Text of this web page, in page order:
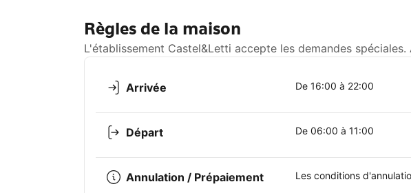
Règles de la maison
L'établissement Castel&Letti accepte les demandes
Arrivée De 16:00 à 22:00
Départ De 06:00 à 11:00
Annulation / Prépaiement Les conditions